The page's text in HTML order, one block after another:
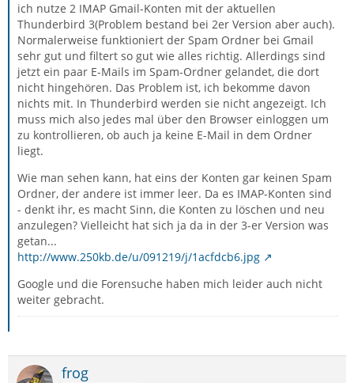
ich nutze 2 IMAP Gmail-Konten mit der aktuellen
Thunderbird 3(Problem bestand bei 2er Version aber auch).
Normalerweise funktioniert der Spam Ordner bei Gmail
sehr gut und filtert so gut wie alles richtig. Allerdings sind
jetzt ein paar E-Mails im Spam-Ordner gelandet, die dort
nicht hingehören. Das Problem ist, ich bekomme davon
nichts mit. In Thunderbird werden sie nicht angezeigt. Ich
muss mich also jedes mal über den Browser einloggen um
zu kontrollieren, ob auch ja keine E-Mail in dem Ordner
liegt.
Wie man sehen kann, hat eins der Konten gar keinen Spam
Ordner, der andere ist immer leer. Da es IMAP-Konten sind
- denkt ihr, es macht Sinn, die Konten zu löschen und neu
anzulegen? Vielleicht hat sich ja da in der 3-er Version was
getan...
http://www.250kb.de/u/091219/j/1acfdcb6.jpg
Google und die Forensuche haben mich leider auch nicht
weiter gebracht.
frog